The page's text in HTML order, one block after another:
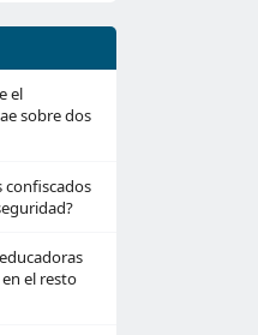
el
sobre dos
confiscados
el resto